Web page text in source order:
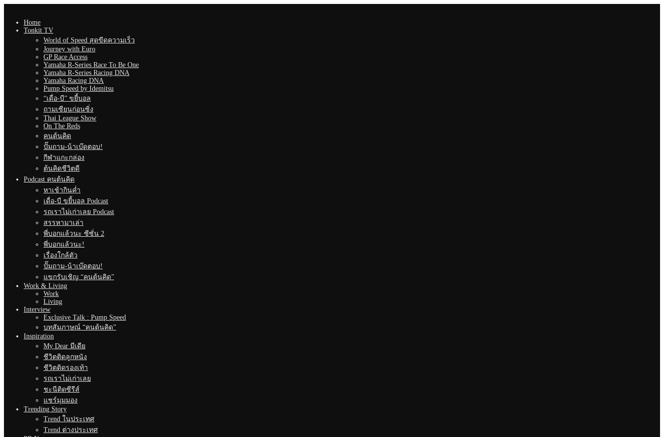
Home
Tonkit TV
World of Speed สุดขีดความเร็ว
Journey with Euro
GP Race Access
Yamaha R-Series Race To Be One
Yamaha R-Series Racing DNA
Yamaha Racing DNA
Pump Speed by Idemitsu
“เดื่อ-บี” ขยี้บอล
ถามเซียนก่อนซิ่ง
Thai League Show
On The Reds
คนต้นคิด
ปั๊มถาม-น้าเบ๊ดตอบ!
กีฬาแกะกล่อง
ต้นคิดชีวิตดี
Podcast คนต้นคิด
หาเช้ากินค่ำ
เดื่อ-บี ขยี้บอล Podcast
รถเราไม่เก่าเลย Podcast
สรรหามาเล่า
พี่บอกแล้วนะ ซีซั่น 2
พี่บอกแล้วนะ!
เรื่องใกล้ตัว
ปั๊มถาม-น้าเบ๊ดตอบ!
แขกรับเชิญ “คนต้นคิด”
Work & Living
Work
Living
Interview
Exclusive Talk : Pump Speed
บทสัมภาษณ์ “คนต้นคิด”
Inspiration
My Dear มีเดีย
ชีวิตติดลูกหนัง
ชีวิตติดรองเท้า
รถเราไม่เก่าเลย
ชะนีติดซีรีส์
แชร์มุมมอง
Trending Story
Trend ในประเทศ
Trend ต่างประเทศ